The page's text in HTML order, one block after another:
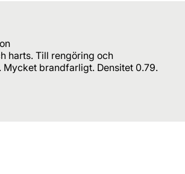
harts. Till rengöring och
brandfarligt. Densitet 0.79.